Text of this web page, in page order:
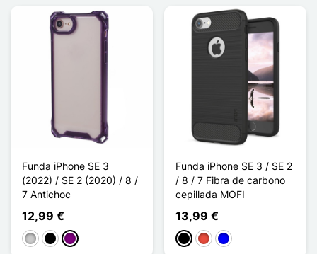
Funda iPhone SE 3
(2022) / SE 2 (2020) / 8 /
7 Antichoc
12,99 €
Transparente
Noir Transparent
Violet Transparent
Funda iPhone SE 3 / SE 2
/ 8 / 7 Fibra de carbono
cepillada MOFI
13,99 €
NegroRojoAzul